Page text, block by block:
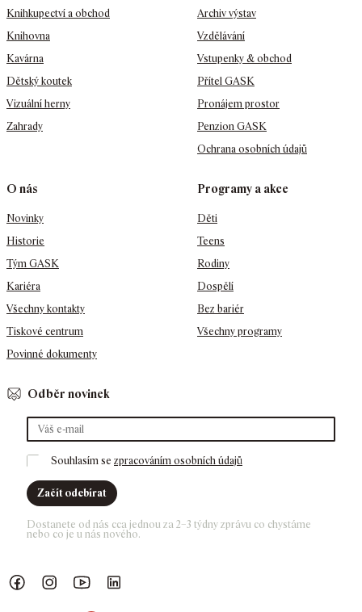
Knihkupectví a obchod
Knihovna
Kavárna
Dětský koutek
Vizuální herny
Zahrady
Archiv výstav
Vzdělávání
Vstupenky & obchod
Přítel GASK
Pronájem prostor
Penzion GASK
Ochrana osobních údajů
O nás
Novinky
Historie
Tým GASK
Kariéra
Všechny kontakty
Tiskové centrum
Povinné dokumenty
Programy a akce
Děti
Teens
Rodiny
Dospělí
Bez bariér
Všechny programy
Odběr novinek
Souhlasím se zpracováním osobních údajů
Začít odebírat
Dostanete od nás cca jednou za 2–3 týdny zprávu co chystáme
nebo co je u nás nového.
Náš FacebookGASK InstagramGASK YouTube kanál